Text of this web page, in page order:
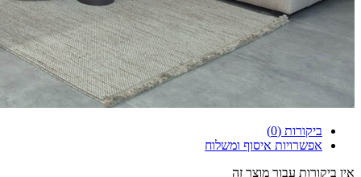
ביקורות (0)
אפשרויות איסוף ומשלוח
אין ביקורות עבור מוצר זה